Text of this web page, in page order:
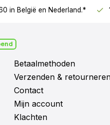
goed en de
mijn leeftijd kan ik
om pas ingezaaide
in België en Nederland.*
Betaalmethoden
Verzenden &
Contact
Mijn account
Klachten